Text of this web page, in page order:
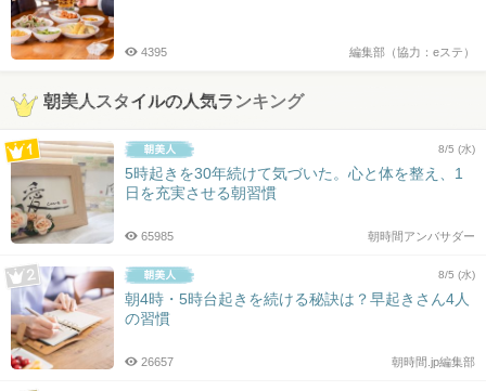
編集部（協力：eステ）
4395
朝美人スタイルの人気ランキング
8/5 (水)
5時起きを30年続けて気づいた。心と体を整え、1
日を充実させる朝習慣
朝時間アンバサダー
65985
8/5 (水)
朝4時・5時台起きを続ける秘訣は？早起きさん4人
の習慣
朝時間.jp編集部
26657